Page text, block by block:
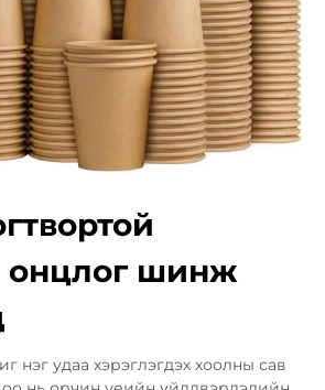
онцлог шинж
удаа хэрэглэгдэх хоолны сав